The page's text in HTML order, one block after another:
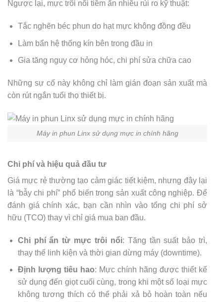
Ngược lại, mực trôi nổi tiềm ẩn nhiều rủi ro kỹ thuật:
Tắc nghẽn béc phun do hạt mực không đồng đều
Làm bẩn hệ thống kín bên trong đầu in
Gia tăng nguy cơ hỏng hóc, chi phí sửa chữa cao
Những sự cố này không chỉ làm gián đoạn sản xuất mà
còn rút ngắn tuổi thọ thiết bị.
Máy in phun Linx sử dụng mực in chính hãng
Chi phí và hiệu quả đầu tư
Giá mực rẻ thường tạo cảm giác tiết kiệm, nhưng đây lại
là “bẫy chi phí” phổ biến trong sản xuất công nghiệp. Để
đánh giá chính xác, bạn cần nhìn vào tổng chi phí sở
hữu (TCO) thay vì chỉ giá mua ban đầu.
Chi phí ẩn từ mực trôi nổi: Tăng tần suất bảo trì,
thay thế linh kiện và thời gian dừng máy (downtime).
Định lượng tiêu hao: Mực chính hãng được thiết kế
sử dụng đến giọt cuối cùng, trong khi một số loại mực
không tương thích có thể phải xả bỏ hoàn toàn nếu